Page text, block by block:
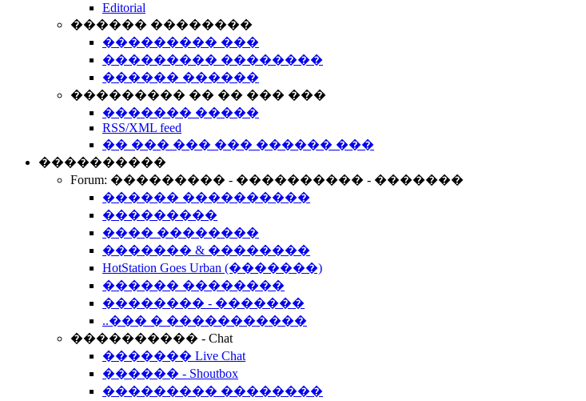
Editorial
������ ��������
��������� ���
��������� ��������
������ ������
��������� �� �� ��� ���
������� �����
RSS/XML feed
�� ��� ��� ��� ������ ���
����������
Forum: ��������� - ���������� - �������
������ ����������
���������
���� ��������
������� & ��������
HotStation Goes Urban (�������)
������ ��������
�������� - �������
..��� � �����������
���������� - Chat
������� Live Chat
������ - Shoutbox
��������� ��������